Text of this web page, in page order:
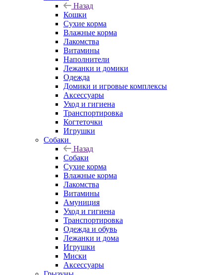
Назад
Кошки
Сухие корма
Влажные корма
Лакомства
Витамины
Наполнители
Лежанки и домики
Одежда
Домики и игровые комплексы
Аксессуары
Уход и гигиена
Транспортировка
Когтеточки
Игрушки
Собаки
Назад
Собаки
Сухие корма
Влажные корма
Лакомства
Витамины
Амуниция
Уход и гигиена
Транспортировка
Одежда и обувь
Лежанки и дома
Игрушки
Миски
Аксессуары